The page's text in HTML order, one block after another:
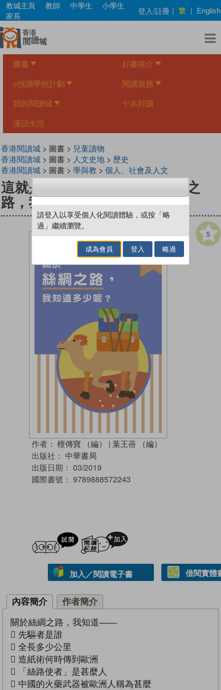
Skip
main
content
教城主頁 教師 中學生
小學生
家長
登入/註冊 | 繁 | English
圖書 好書推介
e悅讀學校計劃 閱讀服務
我的閱讀城 十本好讀
漫話生活
香港閱讀城> 圖書 > 兒童讀物
香港閱讀城> 圖書 > 人文史地> 歷史
香港閱讀城> 圖書 > 學與教 > 個人、社會及人文
這就是中國‧道路篇 1 關於絲綢之
路，我知道多少呢？
5
作者： 檀傳寶 （編） | 葉王蓓 （編）
出版社： 中華書局
出版日期： 03/2019
國際書號： 9789888572243
試閲
加入／閱讀電子書 借閱實體
內容簡介 作者簡介
關於絲綢之路，我知道——
 先驅者是誰
 全長多少公里
 造紙術何時傳到歐洲
 「絲路使者」是甚麼人
 中國的火藥武器被歐洲人稱為甚麼
請登入以享受個人化閱讀體驗，或按「略
過」繼續瀏覽。
成為會員 登入 略過